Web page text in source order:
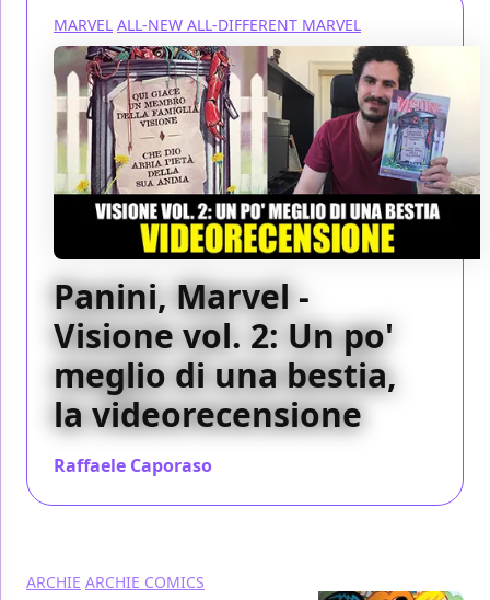
MARVEL ALL-NEW ALL-DIFFERENT MARVEL
Panini, Marvel -
Visione vol. 2: Un po'
meglio di una bestia,
la videorecensione
Raffaele Caporaso
ARCHIE ARCHIE COMICS